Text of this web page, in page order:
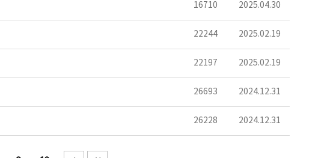
16710 2025.04.30
22244 2025.02.19
22197 2025.02.19
26693 2024.12.31
26228 2024.12.31